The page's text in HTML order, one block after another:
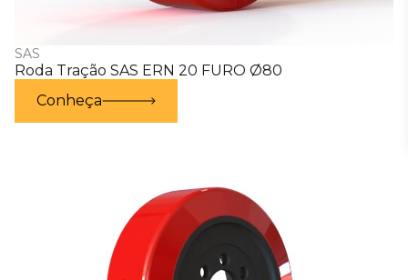
SAS
Roda Tração SAS ERN 20 FURO Ø80
Conheça